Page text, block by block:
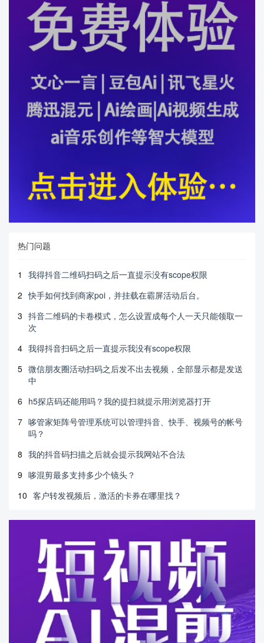
热门问题
1
我得抖音二维码扫码之后一直提示没有scope权限
2 快手如何找到商家poi，并挂载在霸屏活动后台。
3 抖音二维码的卡卷模式，怎么设置成每个人一天只能领取一
次
4 我得抖音扫码之后一直提示我没有scope权限
5 微信朋友圈活动扫码之后发不出去视频，全部显示都是发送
中
6 h5探店码还能用吗？我的提扫就提示用浏览器打开
7 哆管家矩阵号管理系统可以管理抖音、快手、视频号的帐号
吗？
8 我的抖音码扫描之后就会提示我网站不合法
9 哆混剪最多支持多少个镜头？
10 客户转发视频后，激活的卡券在哪里找？